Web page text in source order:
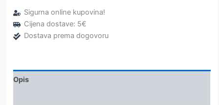
Sigurna online kupovina!
Cijena dostave: 5€
Dostava prema dogovoru
Opis